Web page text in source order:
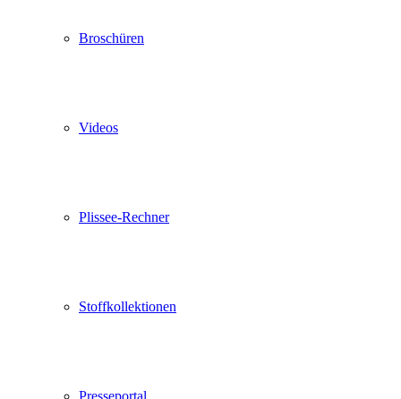
Broschüren
Videos
Plissee-Rechner
Stoffkollektionen
Presseportal